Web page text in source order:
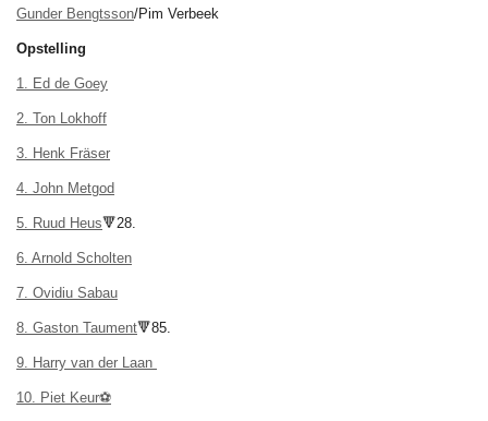
Gunder Bengtsson/Pim Verbeek
Opstelling
1. Ed de Goey
2. Ton Lokhoff
3. Henk Fräser
4. John Metgod
5. Ruud Heus🔻28.
6. Arnold Scholten
7. Ovidiu Sabau
8. Gaston Taument🔻85.
9. Harry van der Laan
10. Piet Keur⚽